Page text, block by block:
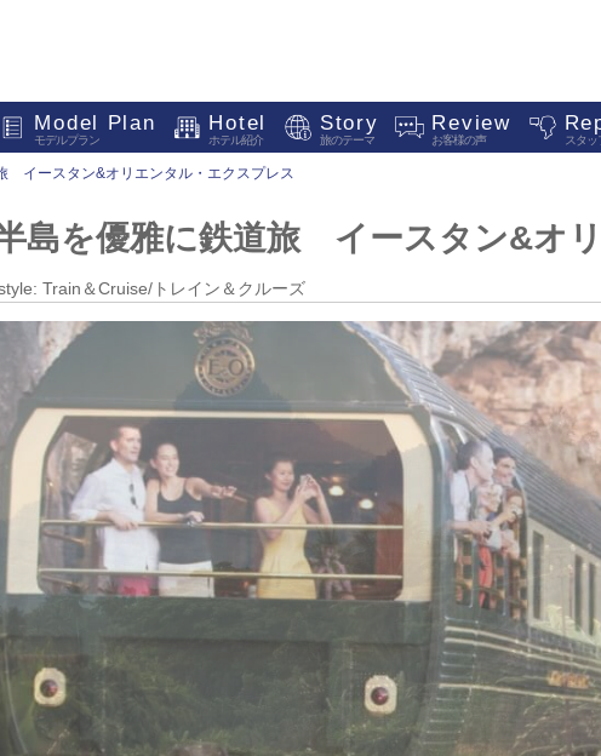
Model Plan
モデルプラン
Hotel
ホテル紹介
Story
旅のテーマ
Review
お客様の声 スタッ
イースタン&オリエンタル・エクスプレス
島を優雅に鉄道旅 イースタン&オ
Train＆Cruise/トレイン＆クルーズ